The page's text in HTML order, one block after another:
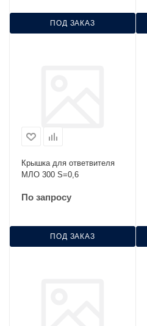
ПОД ЗАКАЗ
Крышка для ответвителя
МЛО 300 S=0,6
По запросу
ПОД ЗАКАЗ